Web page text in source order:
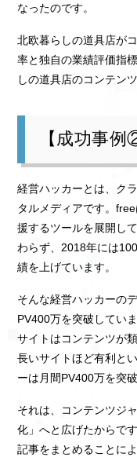
なったのです。
北欧暮らしの道具店が
率と独自の業績評価指
しの道具店のコンテン
【成功事
経営ハッカーとは、ク
タルメディアです。
援するツールを展開し
わらず、2018年には
績を上げています。
そんな経営ハッカーの
PV400万を突破してい
サイトはコンテンツが
長いサイトほど有利と
ーは月間PV400万を突
それは、コンテンツジ
化」へと広げたからで
記事をまとめることに